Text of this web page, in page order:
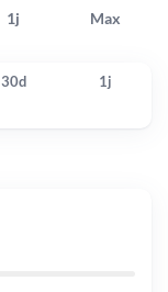
1j Max
30d 1j